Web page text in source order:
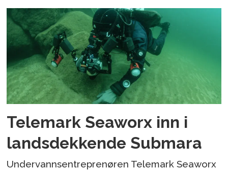
Telemark Seaworx inn i
landsdekkende Submara
Undervannsentreprenøren Telemark Seaworx